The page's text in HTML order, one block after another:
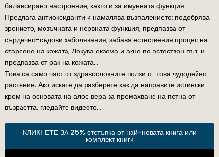
балансирано настроение, както и за имунната функция.
Предлага антиоксиданти и намалява възпалението; подобрява
зрението, мозъчната и нервната функция; предпазва от
сърдечно-съдови заболявания; забавя естествения процес на
стареене на кожата; Лекува екзема и акне по естествен път. и
предпазва от рак на кожата…
Това са само част от здравословните ползи от това чудодейно
растение. Ако искате да разберете как да направите истински
крем на основата на алое вера за премахване на петна от
възрастта, гледайте видеото…
КЛИКНЕТЕ ЗА 25% отстъпка от най-новата книга или
комплект книги